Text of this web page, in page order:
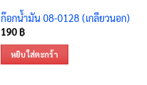
ก๊อกน้ำมัน 08-0128 (เกลียวนอก)
190 ฿
หยิบใส่ตะกร้า